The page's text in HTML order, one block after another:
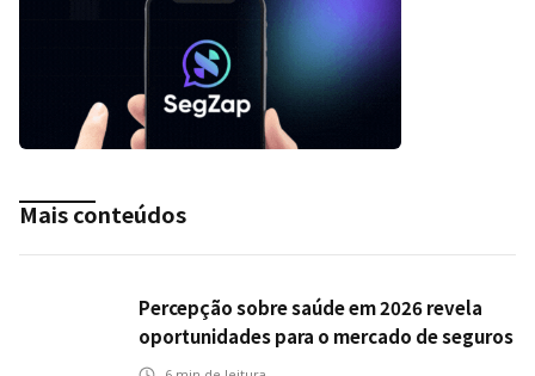
Mais conteúdos
Percepção sobre saúde em 2026 revela
oportunidades para o mercado de seguros
ampliar cobertura e prevenção